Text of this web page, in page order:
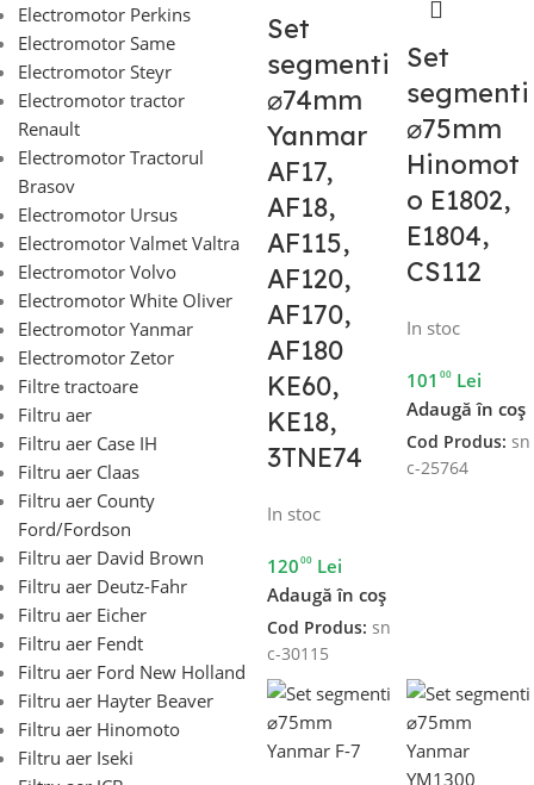
Electromotor Perkins
Electromotor Same
Electromotor Steyr
Electromotor tractor
Renault
Electromotor Tractorul
Brasov
Electromotor Ursus
Electromotor Valmet Valtra
Electromotor Volvo
Electromotor White Oliver
Electromotor Yanmar
Electromotor Zetor
Filtre tractoare
Filtru aer
Filtru aer Case IH
Filtru aer Claas
Filtru aer County
Ford/Fordson
Filtru aer David Brown
Filtru aer Deutz-Fahr
Filtru aer Eicher
Filtru aer Fendt
Filtru aer Ford New Holland
Filtru aer Hayter Beaver
Filtru aer Hinomoto
Filtru aer Iseki
Set
segmenti
⌀74mm
Yanmar
AF17,
AF18,
AF115,
AF120,
AF170,
AF180
KE60,
KE18,
3TNE74
In stoc
12000 Lei
Adaugă în coș
Cod Produs: sn
c-30115
Set
segmenti
⌀75mm
Hinomot
o E1802,
E1804,
CS112
In stoc
101 00 Lei
Adaugă în coș
Cod Produs: sn
c-25764